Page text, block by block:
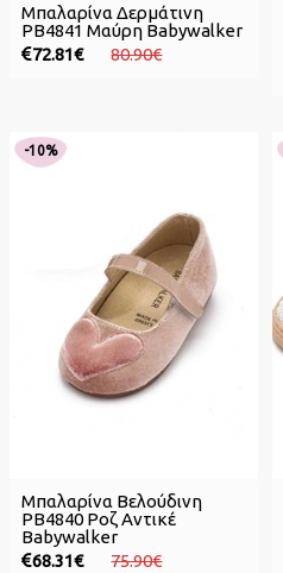
Μπαλαρίνα Δερμάτινη
PB4841 Μαύρη Babywalker
72.81€
80.90€
-10%
Μπαλαρίνα Βελούδινη
PB4840 Ροζ Αντικέ
Babywalker
68.31€
75.90€